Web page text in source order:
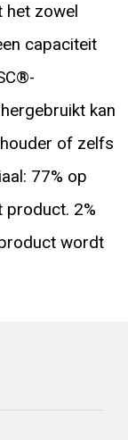
zowel
capaciteit
kan
of zelfs
77% op
product. 2%
wordt